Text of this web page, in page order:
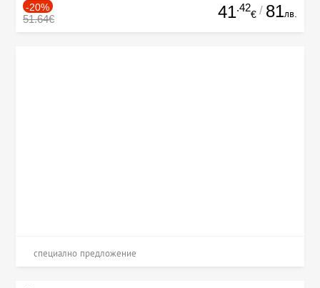
-20%
51.64€ 41.42
€ / 81лв.
специално предложение